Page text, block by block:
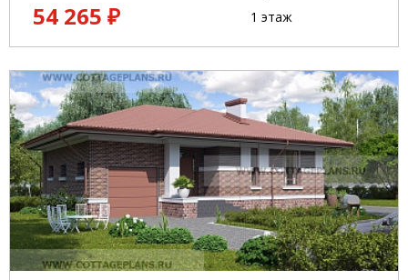
54 265 ₽
1 этаж